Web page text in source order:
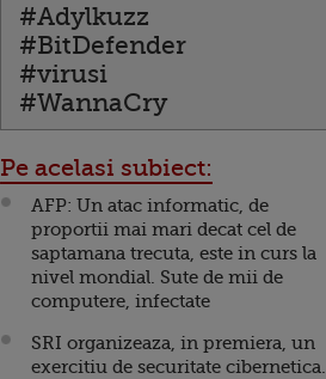
#Adylkuzz
#BitDefender
#virusi
#WannaCry
Pe acelasi subiect:
AFP: Un atac informatic, de
proportii mai mari decat cel de
saptamana trecuta, este in curs la
nivel mondial. Sute de mii de
computere, infectate
SRI organizeaza, in premiera, un
exercitiu de securitate cibernetica.